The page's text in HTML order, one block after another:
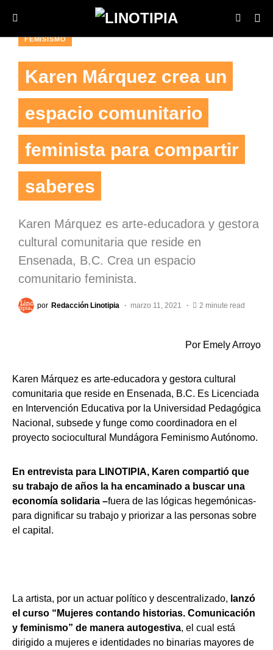
FEMISISMO
Karen Márquez crea un
espacio comunitario
feminista para compartir
saberes
Karen Márquez es arte-educadora y gestora
cultural comunitaria que reside en
Ensenada, B.C. Crea un espacio
comunitario feminista.
por Redacción Linotipia marzo 11, 2021 2 minute read
Por Emely Arroyo
Karen Márquez es arte-educadora y gestora cultural
comunitaria que reside en Ensenada, B.C. Es Licenciada
en Intervención Educativa por la Universidad Pedagógica
Nacional, subsede y funge como coordinadora en el
proyecto sociocultural Mundágora Feminismo Autónomo.
En entrevista para LINOTIPIA, Karen compartió que
su trabajo de años la ha encaminado a buscar una
economía solidaria –fuera de las lógicas hegemónicas-
para dignificar su trabajo y priorizar a las personas sobre
el capital.
La artista, por un actuar político y descentralizado, lanzó
el curso “Mujeres contando historias. Comunicación
y feminismo” de manera autogestiva, el cual está
dirigido a mujeres e identidades no binarias mayores de